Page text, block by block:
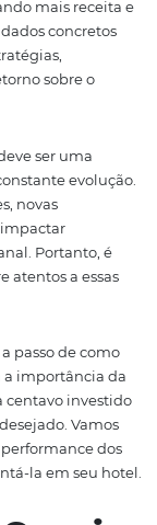
para a
é entender a
também a
gerando mais
Com dados
estratégias,
retorno
deve ser
em constante
novas
impactar
canal.